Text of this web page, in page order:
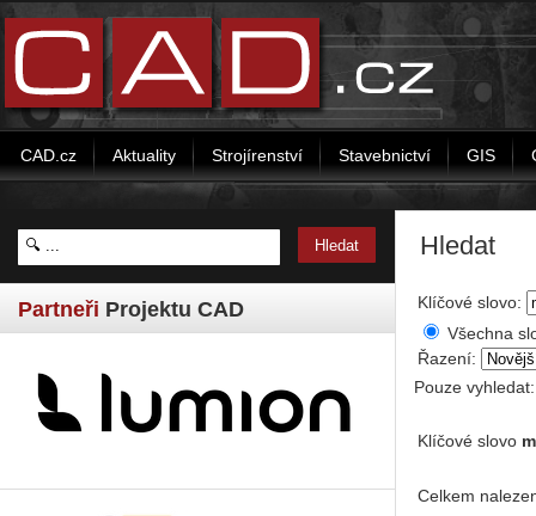
CAD.cz Aktuality Strojírenství Stavebnictví GIS
Partneři Projektu CAD
Hledat
Klíčové slovo:
Všechna
Řazení:
Pouze
Klíčové slovo
Celkem